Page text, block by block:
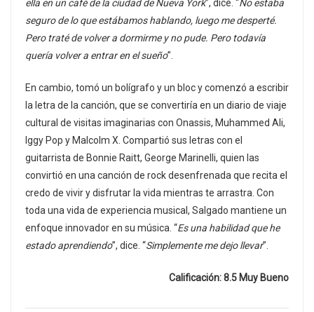
ella en un café de la ciudad de Nueva York”, dice. “No estaba
seguro de lo que estábamos hablando, luego me desperté.
Pero traté de volver a dormirme y no pude. Pero todavía
quería volver a entrar en el sueño”.
En cambio, tomó un bolígrafo y un bloc y comenzó a escribir
la letra de la canción, que se convertiría en un diario de viaje
cultural de visitas imaginarias con Onassis, Muhammed Ali,
Iggy Pop y Malcolm X. Compartió sus letras con el
guitarrista de Bonnie Raitt, George Marinelli, quien las
convirtió en una canción de rock desenfrenada que recita el
credo de vivir y disfrutar la vida mientras te arrastra. Con
toda una vida de experiencia musical, Salgado mantiene un
enfoque innovador en su música. “Es una habilidad que he
estado aprendiendo”, dice. “Simplemente me dejo llevar”.
Calificación: 8.5 Muy Bueno